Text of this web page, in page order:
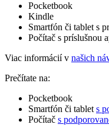
Pocketbook
Kindle
Smartfón či tablet s
Počítač s príslušnou
Viac informácií v našich
Prečítate na:
Pocketbook
Smartfón či tablet s
Počítač s